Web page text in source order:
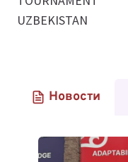
UZBEKISTAN
Новости